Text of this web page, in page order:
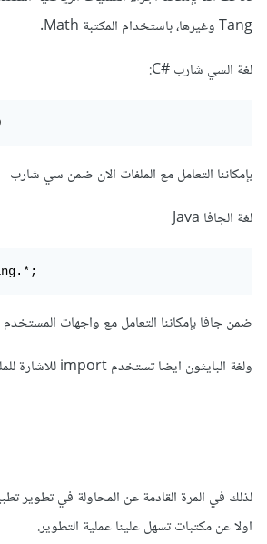
Tang وغيرها، باستخدام المكتبة Math.
لغة السي شارب #C:
بإمكاننا التعامل مع الملفات الان ضمن سي شارب
لغة الجافا Java
ضمن جافا بإمكاننا التعامل مع واجهات المستخدم
ولغة البايثون ايضا تستخدم import للاشارة للملفات.
لذلك في المرة القادمة عن المحاولة في تطوير
اولا عن مكتبات تسهل علينا عملية التطوير.